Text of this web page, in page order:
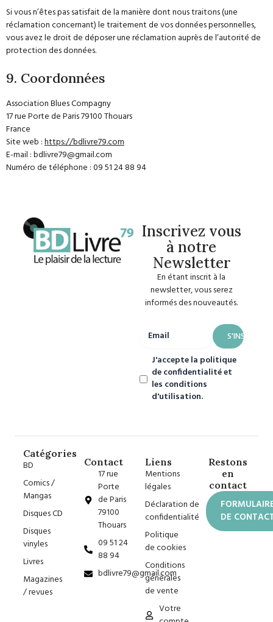
Si vous n’êtes pas satisfait de la manière dont nous traitons (une
réclamation concernant) le traitement de vos données personnelles,
vous avez le droit de déposer une réclamation auprès de l’autorité de
protection des données.
9. Coordonnées
Association Blues Compagny
17 rue Porte de Paris 79100 Thouars
France
Site web :https://bdlivre79.com
E-mail :bdlivre79@gmail.com
Numéro de téléphone : 09 51 24 88 94
Inscrivez vous
à notre
Newsletter
En étant inscrit à la
newsletter, vous serez
informés des nouveautés.
Email
J'accepte la politique
de confidentialité et
les conditions
d'utilisation.
Catégories
BD
Comics /
Mangas
Disques CD
Disques
vinyles
Livres
Magazines
/ revues
Contact
17 rue
Porte
de Paris
79100
Thouars
09 51 24
88 94
bdlivre79@gmail.com
Liens
Mentions
légales
Déclaration de
confidentialité
Politique
de cookies
Conditions
générales
de vente
Votre
Restons
en
contact
DE